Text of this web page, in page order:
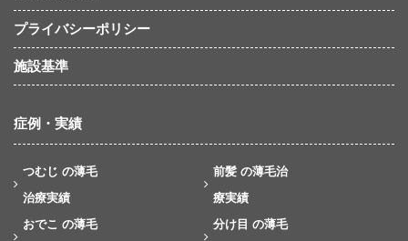
プライバシーポリシー
施設基準
症例・実績
つむじ の薄毛
治療実績
前髪 の薄毛治
療実績
おでこ の薄毛
分け目 の薄毛